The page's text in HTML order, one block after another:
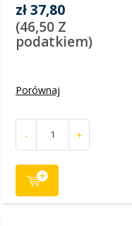
zł 37,80
(46,50 Z
podatkiem)
Porównaj
- +